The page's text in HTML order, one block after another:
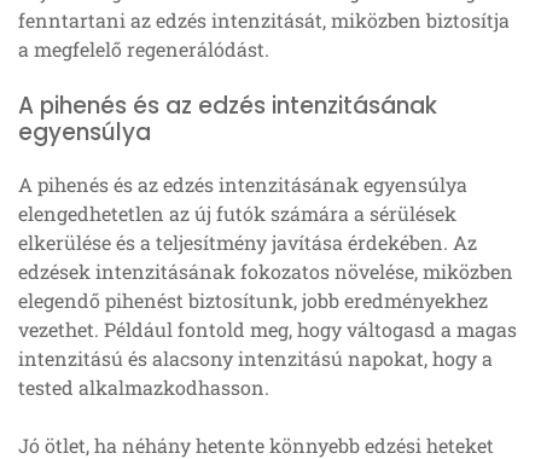
fenntartani az edzés intenzitását, miközben biztosítja
a megfelelő regenerálódást.
A pihenés és az edzés intenzitásának
egyensúlya
A pihenés és az edzés intenzitásának egyensúlya
elengedhetetlen az új futók számára a sérülések
elkerülése és a teljesítmény javítása érdekében. Az
edzések intenzitásának fokozatos növelése, miközben
elegendő pihenést biztosítunk, jobb eredményekhez
vezethet. Például fontold meg, hogy váltogasd a magas
intenzitású és alacsony intenzitású napokat, hogy a
tested alkalmazkodhasson.
Jó ötlet, ha néhány hetente könnyebb edzési heteket